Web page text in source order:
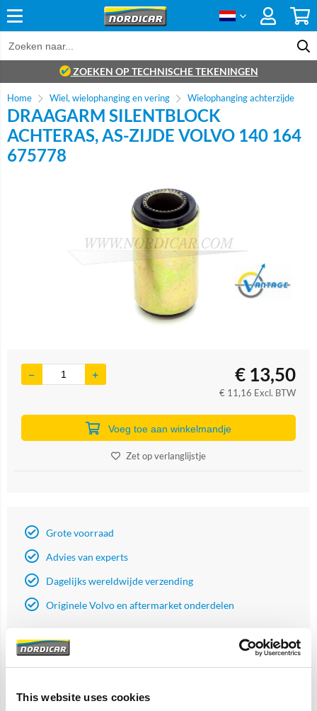
This website uses cookies
ZOEKEN OP TECHNISCHE TEKENINGEN
Home Wiel, wielophanging en vering Wielophanging achterzijde
DRAAGARM SILENTBLOCK
ACHTERAS, AS-ZIJDE VOLVO 140 164
675778
Brand
€ 13,50
€ 11,16 Excl. BTW
Voeg toe aan winkelmandje
Zet op verlanglijstje
Grote voorraad
Advies van experts
Dagelijks wereldwijde verzending
Originele Volvo en aftermarket onderdelen
142 144 145 164